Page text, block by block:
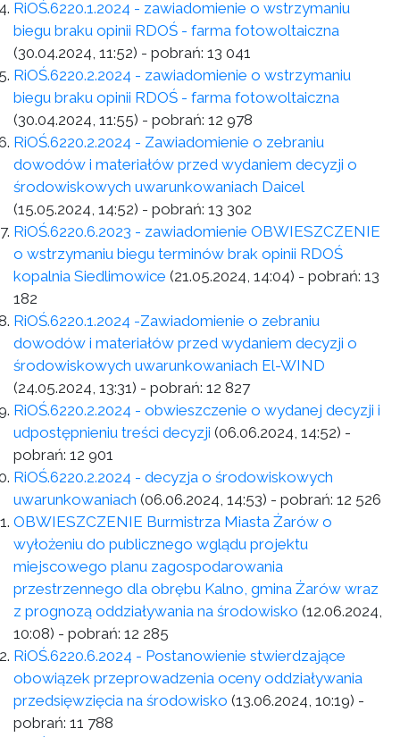
RiOŚ.6220.1.2024 - zawiadomienie o wstrzymaniu
biegu braku opinii RDOŚ - farma fotowoltaiczna
(30.04.2024, 11:52) - pobrań: 13 041
RiOŚ.6220.2.2024 - zawiadomienie o wstrzymaniu
biegu braku opinii RDOŚ - farma fotowoltaiczna
(30.04.2024, 11:55) - pobrań: 12 978
RiOŚ.6220.2.2024 - Zawiadomienie o zebraniu
dowodów i materiałów przed wydaniem decyzji o
środowiskowych uwarunkowaniach Daicel
(15.05.2024, 14:52) - pobrań: 13 302
RiOŚ.6220.6.2023 - zawiadomienie OBWIESZCZENIE
o wstrzymaniu biegu terminów brak opinii RDOŚ
kopalnia Siedlimowice (21.05.2024, 14:04) - pobrań: 13
182
RiOŚ.6220.1.2024 -Zawiadomienie o zebraniu
dowodów i materiałów przed wydaniem decyzji o
środowiskowych uwarunkowaniach El-WIND
(24.05.2024, 13:31) - pobrań: 12 827
RiOŚ.6220.2.2024 - obwieszczenie o wydanej decyzji i
udpostępnieniu treści decyzji (06.06.2024, 14:52) -
pobrań: 12 901
RiOŚ.6220.2.2024 - decyzja o środowiskowych
uwarunkowaniach (06.06.2024, 14:53) - pobrań: 12 526
OBWIESZCZENIE Burmistrza Miasta Żarów o
wyłożeniu do publicznego wglądu projektu
miejscowego planu zagospodarowania
przestrzennego dla obrębu Kalno, gmina Żarów wraz
z prognozą oddziaływania na środowisko (12.06.2024,
10:08) - pobrań: 12 285
RiOŚ.6220.6.2024 - Postanowienie stwierdzające
obowiązek przeprowadzenia oceny oddziaływania
przedsięwzięcia na środowisko (13.06.2024, 10:19) -
pobrań: 11 788